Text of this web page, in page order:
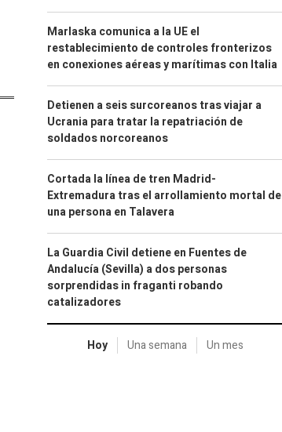
Marlaska comunica a la UE el
restablecimiento de controles fronterizos
en conexiones aéreas y marítimas con Italia
Detienen a seis surcoreanos tras viajar a
Ucrania para tratar la repatriación de
soldados norcoreanos
Cortada la línea de tren Madrid-
Extremadura tras el arrollamiento mortal de
una persona en Talavera
La Guardia Civil detiene en Fuentes de
Andalucía (Sevilla) a dos personas
sorprendidas in fraganti robando
catalizadores
Hoy Una semana Un mes